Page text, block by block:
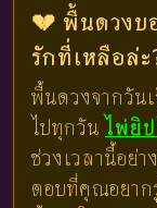
💔 พื้นดวงบ
รักที่เหลือล่ะ
พื้นดวงจากวัน
ไปทุกวัน ไพ่ยิ
ช่วงเวลานี้อย่
ตอบที่คุณอยาก